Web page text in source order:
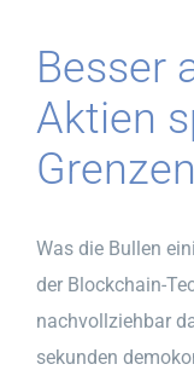
Besser
Aktien
Was die Bullen
der Blockchain-
nachvollziehbar
sekunden